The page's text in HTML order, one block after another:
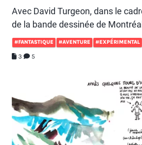
Avec David Turgeon, dans le
de la bande dessinée de
#FANTASTIQUE #AVENTURE #EXPÉRIMENTAL
3 5